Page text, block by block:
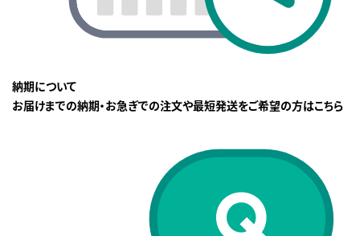
納期について
お届けまでの納期・お急ぎでの注文や最短発送をご希望の方はこちら